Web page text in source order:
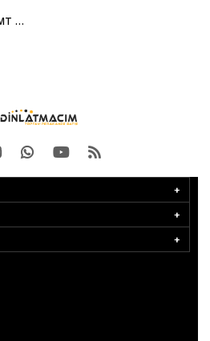
USB 2.0 Uzatma Kablosu 3 MT RC-310